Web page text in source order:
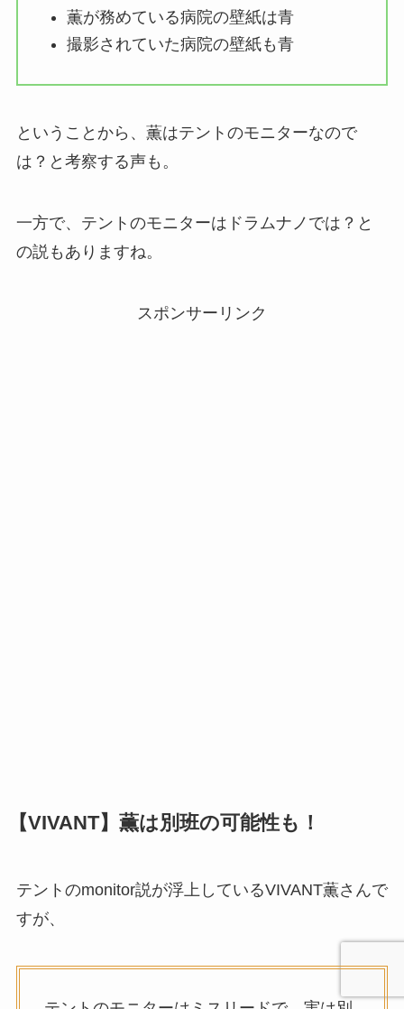
薫が務めている病院の壁紙は青
撮影されていた病院の壁紙も青
ということから、薫はテントのモニターなので
は？と考察する声も。
一方で、テントのモニターはドラムナノでは？と
の説もありますね。
スポンサーリンク
【VIVANT】薫は別班の可能性も！
テントのmonitor説が浮上しているVIVANT薫さんで
すが、